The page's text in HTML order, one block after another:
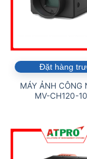
Đặt hàng
MÁY ẢNH CÔNG
MV-CH120-